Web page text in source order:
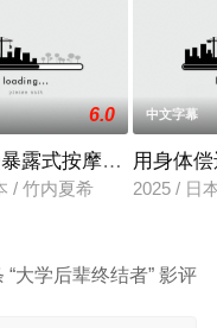
6.0
露式按摩的已婚女子
/ 竹内夏希
中文字幕
用身体
2025 / 日
“大学后辈终结者” 影评